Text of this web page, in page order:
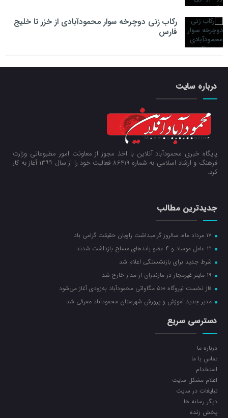
رکاب زنی دوچرخه سوار محمودآبادی از خزر تا خلیج
فارس
درباره سایت
پایگاه خبری محمودآباد آنلاین با اخذ مجوز از معاونت امور مطبوعاتی وزارت
فرهنگ و ارشاد اسلامی به شماره 86419 فعالیت خود را از سال ۱۳۹۹ آغاز به کار
کرد.
جدیدترین مطالب
شرط جدید برای بازنشستگی اعلام شد
فاز نخست نیروگاه ۵۰۰ مگاواتی محمودآباد به‌زودی آغاز می‌شود
مدیر جدید آموزش و پرورش شهرستان محمودآباد معرفی شد
دسترسی سریع
درباره ما
تماس با ما
استخدام
اعلام مشکل سایت
تبلیغات در سایت
ديگر رسانه ها
پخش زنده